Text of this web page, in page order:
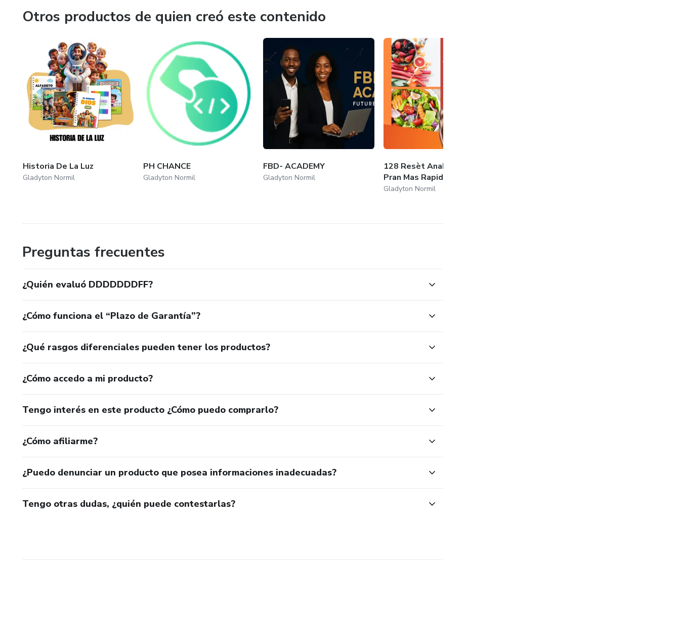
Otros productos de quien creó este contenido
Historia De La Luz
Gladyton Normil
PH CHANCE
Gladyton Normil
FBD- ACADEMY
Gladyton Normil
128 Resèt Anabolik pou
Pran Mas Rapid
Gladyton Normil
Preguntas frecuentes
¿Quién evaluó DDDDDDDFF?
¿Cómo funciona el “Plazo de Garantía”?
¿Qué rasgos diferenciales pueden tener los productos?
¿Cómo accedo a mi producto?
Tengo interés en este producto ¿Cómo puedo comprarlo?
¿Cómo afiliarme?
¿Puedo denunciar un producto que posea informaciones inadecuadas?
Tengo otras dudas, ¿quién puede contestarlas?